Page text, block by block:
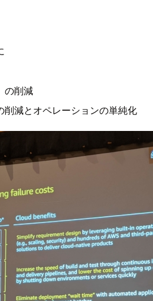
の削減
削減とオペレーションの単純化